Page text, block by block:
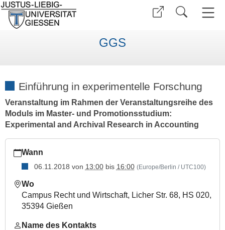
GGS
Einführung in experimentelle Forschung
Veranstaltung im Rahmen der Veranstaltungsreihe des
Moduls im Master- und Promotionsstudium:
Experimental and Archival Research in Accounting
giessen.de/de/fbz/zentren/ggs/veranstaltungen/curriculum/
experimentelle-
forschung
Einführung
Wann
06.11.2018 von 13:00bis 16:00 (Europe/Berlin / UTC100)
Wo
Campus Recht und Wirtschaft, Licher Str. 68, HS 020,
35394 Gießen
Name des Kontakts